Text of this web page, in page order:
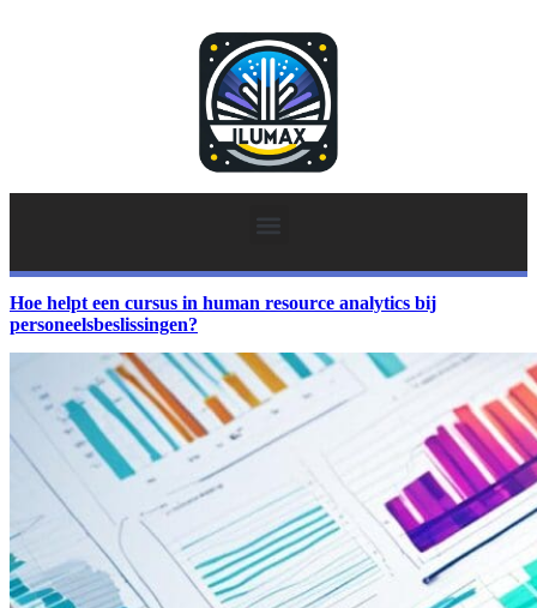
Hoe helpt een cursus in human resource analytics bij
personeelsbeslissingen?